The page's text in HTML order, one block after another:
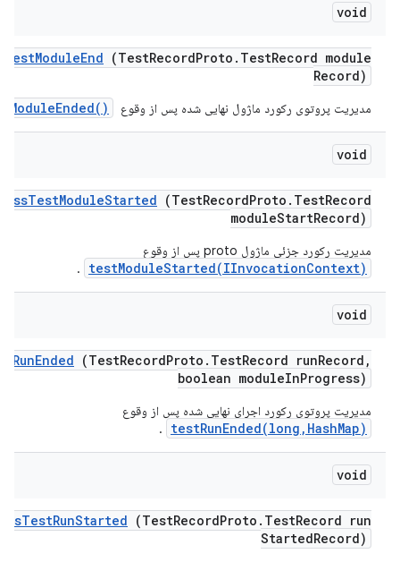
void
TestModuleEnd (TestRecordProto . TestRecord module
Record)
مدیریت پروتوی رکورد ماژول نهایی شده پس از وقوع
void
TestModuleStarted (TestRecordProto . TestRecord
moduleStartRecord)
مدیریت رکورد جزئی ماژول proto پس از وقوع
testModuleStarted(IInvocationContext)
.
void
RunEnded (TestRecordProto . TestRecord runRecord ,
boolean moduleInProgress)
مدیریت پروتوی رکورد اجرای نهایی شده پس از وقوع
testRunEnded(long,HashMap)
.
void
TestRunStarted (TestRecordProto . TestRecord run
StartedRecord)